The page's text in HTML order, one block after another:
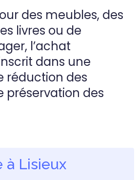
des meubles, des
livres ou de
l’achat
dans une
réduction des
préservation des
à Lisieux